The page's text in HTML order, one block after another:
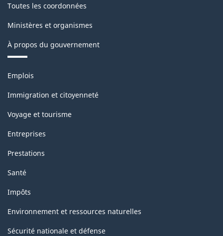
Toutes les coordonnées
Ministères et organismes
À propos du gouvernement
Thèmes
sujets
Emplois
Immigration et citoyenneté
Voyage et tourisme
Entreprises
Prestations
Santé
Impôts
Environnement et ressources naturelles
Sécurité nationale et défense